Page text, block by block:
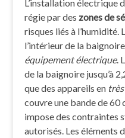
L’installation électrique
régie par des zones de
risques liés à l’humidité.
l’intérieur de la
équipement électrique.
de la baignoire jusqu’à
que des appareils en
couvre une bande de 60
impose des contraintes
autorisés. Les éléments